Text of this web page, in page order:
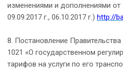
изменениями и дополнениями от
09.09.2017 г., 06.10.2017 г.) http://
8. Постановление
1021 «О государственном
тарифов на услуги по его